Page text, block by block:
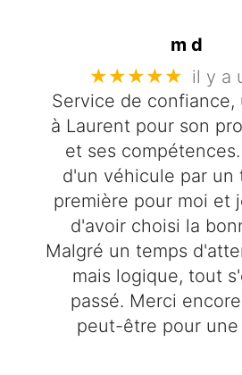
m d
★★★★★ il y a
Service de confiance,
à Laurent pour son
et ses
d'un véhicule par un
première pour moi et
d'avoir choisi la
Malgré un temps
mais logique, tout
passé. Merci
peut-être pour une